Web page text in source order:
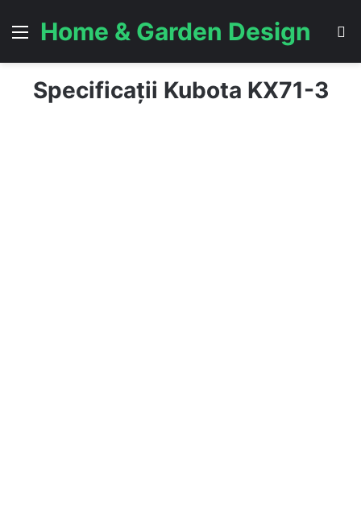
Menu
Home & Garden Design
Specificații Kubota KX71-3